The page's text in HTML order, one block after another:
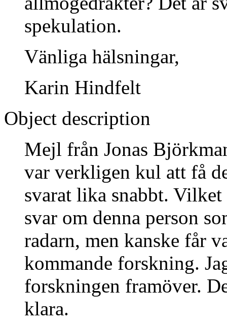
spekulation.
Vänliga hälsningar,
Karin Hindfelt
Object description
Mejl från Jonas
var verkligen kul att få
svarat lika snabbt.
svar om denna person
radarn, men kanske får
kommande forskning.
forskningen framöver.
klara.